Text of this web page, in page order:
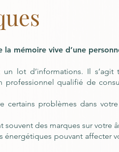
mémoire vive d’une
lot d’informations. Il s’agit
professionnel qualifié de
certains problèmes dans
souvent des marques sur votre
énergétiques pouvant affecter